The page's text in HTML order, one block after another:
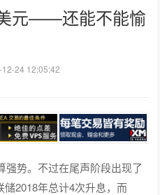
元——还能不能愉
24 12:05:42
强势。不过在尾声阶段出现了
2018年总计4次升息，而